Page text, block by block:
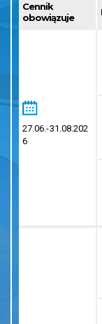
Cennik
obowiązuje
27.06.-31.08.202
6